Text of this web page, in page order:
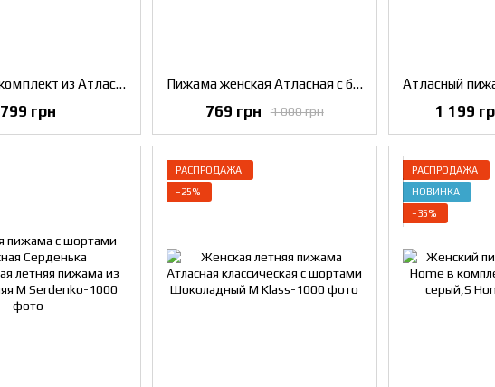
Пижамный комплект из Атласа 3в1 Амурка, Женская пижама атласная тройка, Красная, S
799 грн
Пижама женская Атласная с брюками и рубашкой Glamour Бело Розовая M
1 000 грн
769 грн 1 199
РАСПРОДАЖА
−25%
РАСПРОДАЖА
НОВИНКА
−35%